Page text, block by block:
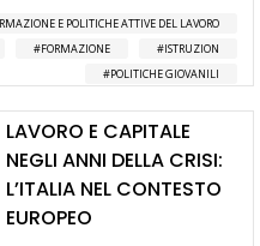
E POLITICHE ATTIVE DEL LAVORO
FORMAZIONE
ISTRUZION
POLITICHE GIOVANILI
LAVORO E CAPITALE
NEGLI ANNI DELLA CRISI:
L’ITALIA NEL CONTESTO
EUROPEO